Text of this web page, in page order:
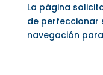
La página
de perfeccionar
navegación